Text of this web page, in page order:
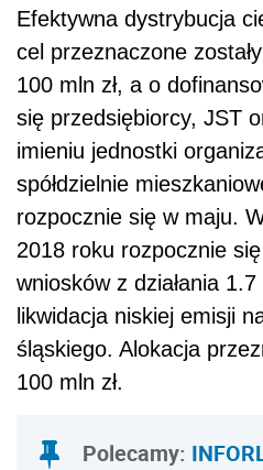
Efektywna dystrybucja
cel przeznaczone
100 mln zł, a o
się przedsiębiorcy, JST
imieniu jednostki
spółdzielnie
rozpocznie się w maju.
2018 roku rozpocznie
wniosków z działania
likwidacja niskiej emisji
śląskiego. Alokacja
100 mln zł.
Polecamy: